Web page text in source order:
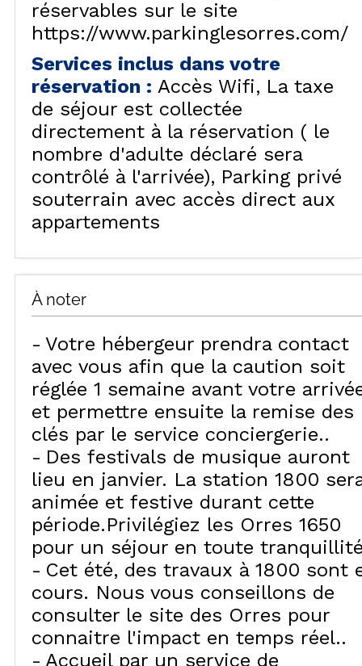
réservables sur le site
https://www.parkinglesorres.com/
Services inclus dans votre
réservation : Accès Wifi
La taxe
de séjour est collectée
directement à la réservation ( le
nombre d'adulte déclaré sera
contrôlé à l'arrivée)
Parking privé
souterrain avec accès direct aux
appartements
À noter
Votre hébergeur prendra contact
avec vous afin que la caution soit
réglée 1 semaine avant votre
et permettre ensuite la remise des
clés par le service conciergerie.
Des festivals de musique auront
lieu en janvier. La station 1800
animée et festive durant cette
période.Privilégiez les Orres 1650
pour un séjour en toute
Cet été, des travaux à 1800 sont
cours. Nous vous conseillons de
consulter le site des Orres pour
connaitre l'impact en temps réel.
Accueil par un service de